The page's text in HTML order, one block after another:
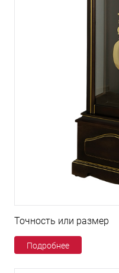
Точность или размер
Подробнее